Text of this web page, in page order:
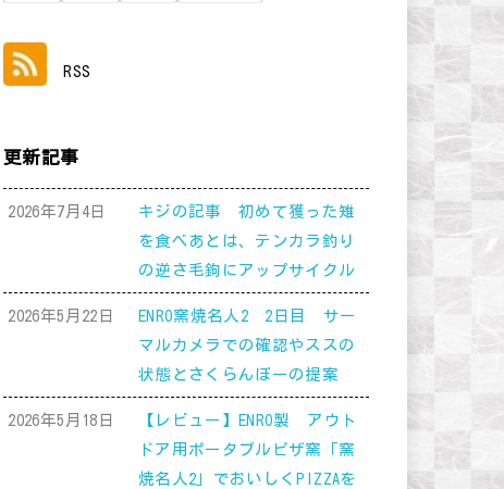
RSS
更新記事
2026年7月4日
キジの記事 初めて獲った雉
を食べあとは、テンカラ釣り
の逆さ毛鉤にアップサイクル
2026年5月22日
ENRO窯焼名人2 2日目 サー
マルカメラでの確認やススの
状態とさくらんぼーの提案
2026年5月18日
【レビュー】ENRO製 アウト
ドア用ポータブルピザ窯「窯
焼名人2」でおいしくPIZZAを